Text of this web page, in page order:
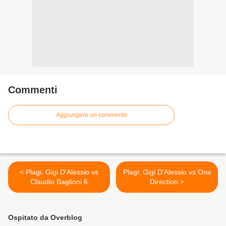
Commenti
Aggiungere un commento
< Plagi: Gigi D'Alessio vs
Claudio Baglioni 6
Plagi: Gigi D'Alessio vs One
Direction >
Ospitato da Overblog